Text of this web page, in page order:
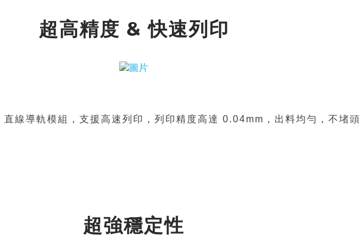
超高精度 & 快速列印
直線導軌模組，支援高速列印，列印精度高達 0.04mm，出料均勻，不堵頭
超強穩定性